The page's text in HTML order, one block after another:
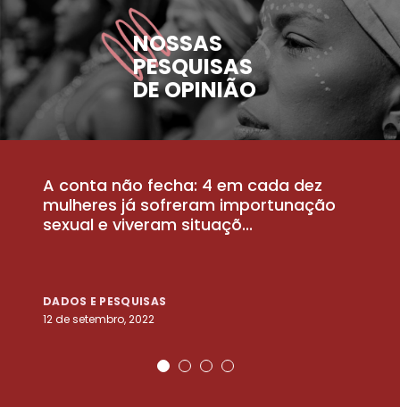
NOSSAS
PESQUISAS
DE OPINIÃO
A conta não fecha: 4 em cada dez
mulheres já sofreram importunação
sexual e viveram situaçõ...
DADOS E PESQUISAS
12 de setembro, 2022